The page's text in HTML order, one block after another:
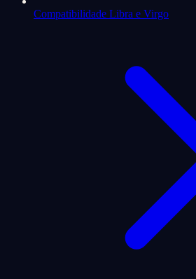
Compatibilidade Libra e Virgo